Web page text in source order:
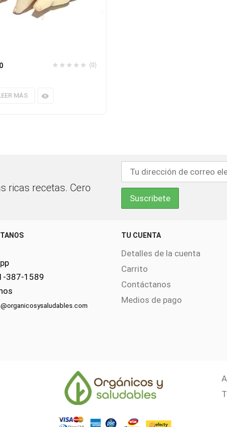
(0)
MÁS
ricas recetas. Cero
387-1589
TU CUENTA
Detalles de la cuenta
Carrito
Contáctanos
Medios de pago